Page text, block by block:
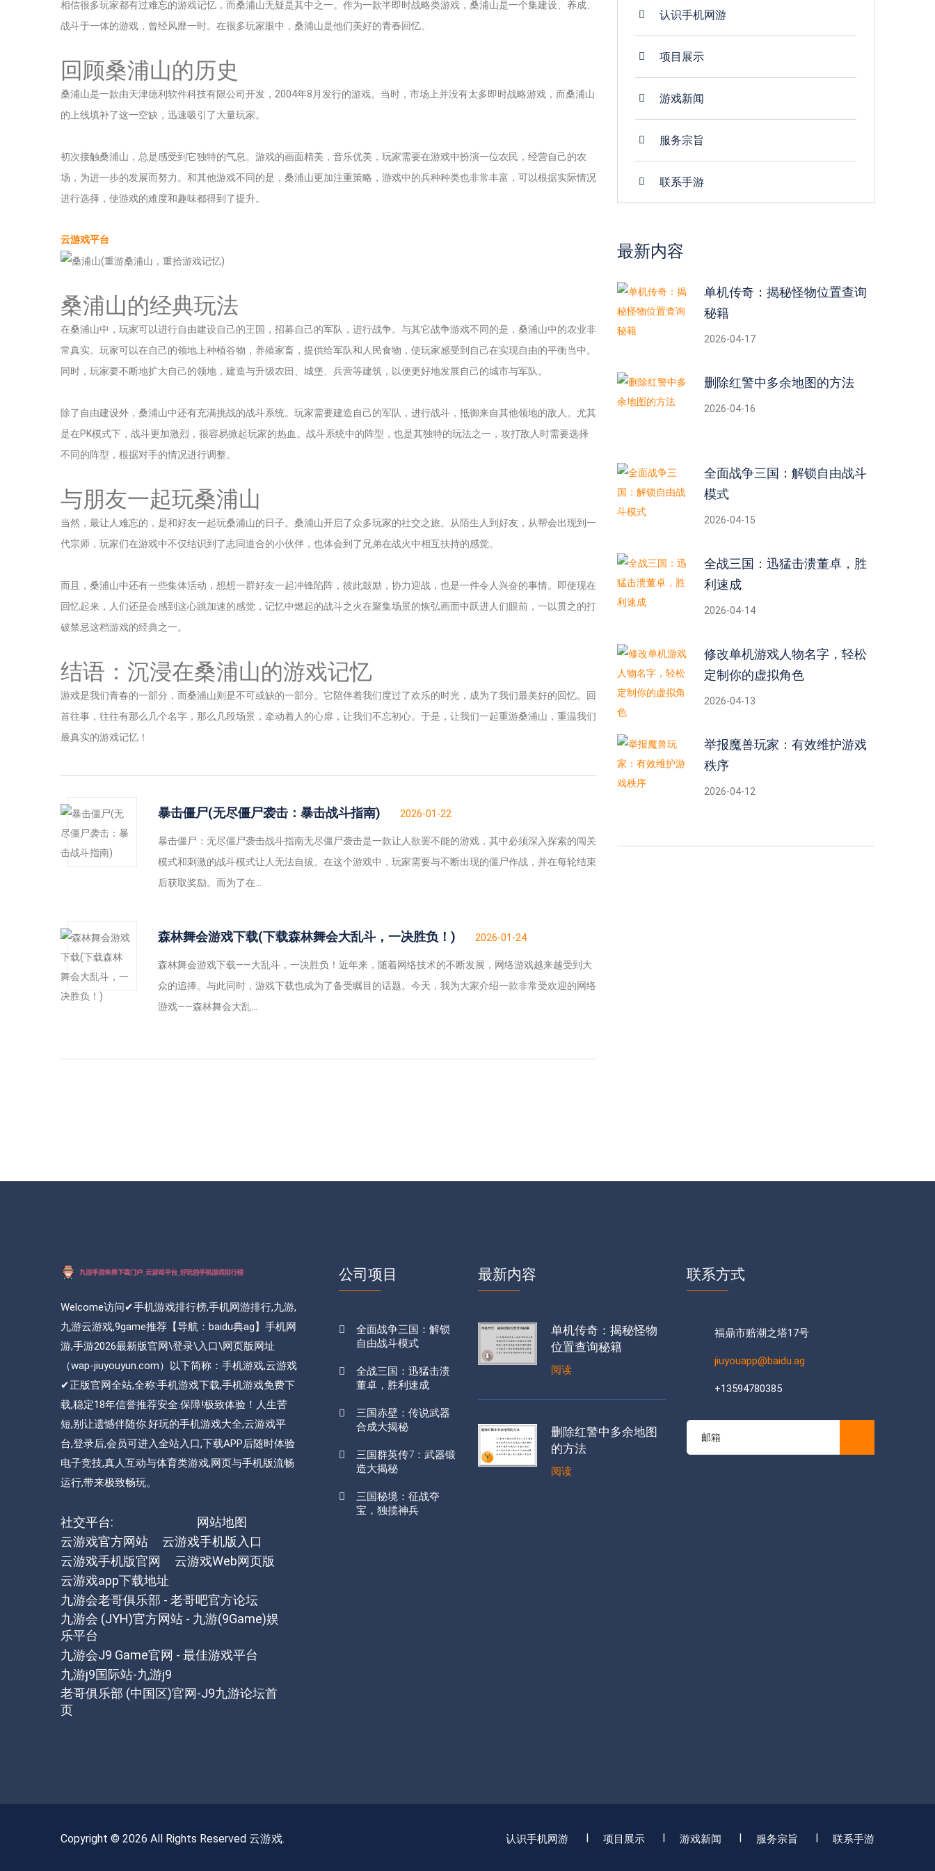
相信很多玩家都有过难忘的游戏记忆，而桑浦山无疑是其中之一。作为一款半即时战略类游戏，桑浦山是一个集建设、养成、
战斗于一体的游戏，曾经风靡一时。在很多玩家眼中，桑浦山是他们美好的青春回忆。
回顾桑浦山的历史
桑浦山是一款由天津德利软件科技有限公司开发，2004年8月发行的游戏。当时，市场上并没有太多即时战略游戏，而桑浦山
的上线填补了这一空缺，迅速吸引了大量玩家。
初次接触桑浦山，总是感受到它独特的气息。游戏的画面精美，音乐优美，玩家需要在游戏中扮演一位农民，经营自己的农
场，为进一步的发展而努力。和其他游戏不同的是，桑浦山更加注重策略，游戏中的兵种种类也非常丰富，可以根据实际情况
进行选择，使游戏的难度和趣味都得到了提升。
云游戏平台
桑浦山的经典玩法
在桑浦山中，玩家可以进行自由建设自己的王国，招募自己的军队，进行战争。与其它战争游戏不同的是，桑浦山中的农业非
常真实。玩家可以在自己的领地上种植谷物，养殖家畜，提供给军队和人民食物，使玩家感受到自己在实现自由的平衡当中。
同时，玩家要不断地扩大自己的领地，建造与升级农田、城堡、兵营等建筑，以便更好地发展自己的城市与军队。
除了自由建设外，桑浦山中还有充满挑战的战斗系统。玩家需要建造自己的军队，进行战斗，抵御来自其他领地的敌人。尤其
是在PK模式下，战斗更加激烈，很容易掀起玩家的热血。战斗系统中的阵型，也是其独特的玩法之一，攻打敌人时需要选择
不同的阵型，根据对手的情况进行调整。
与朋友一起玩桑浦山
当然，最让人难忘的，是和好友一起玩桑浦山的日子。桑浦山开启了众多玩家的社交之旅。从陌生人到好友，从帮会出现到一
代宗师，玩家们在游戏中不仅结识到了志同道合的小伙伴，也体会到了兄弟在战火中相互扶持的感觉。
而且，桑浦山中还有一些集体活动，想想一群好友一起冲锋陷阵，彼此鼓励，协力迎战，也是一件令人兴奋的事情。即使现在
回忆起来，人们还是会感到这心跳加速的感觉，记忆中燃起的战斗之火在聚集场景的恢弘画面中跃进人们眼前，一以贯之的打
破禁忌这档游戏的经典之一。
结语：沉浸在桑浦山的游戏记忆
游戏是我们青春的一部分，而桑浦山则是不可或缺的一部分。它陪伴着我们度过了欢乐的时光，成为了我们最美好的回忆。回
首往事，往往有那么几个名字，那么几段场景，牵动着人的心扉，让我们不忘初心。于是，让我们一起重游桑浦山，重温我们
最真实的游戏记忆！
暴击僵尸(无尽僵尸袭击：暴击战斗指南) 2026-01-22
暴击僵尸：无尽僵尸袭击战斗指南无尽僵尸袭击是一款让人欲罢不能的游戏，其中必须深入探索的闯关
模式和刺激的战斗模式让人无法自拔。在这个游戏中，玩家需要与不断出现的僵尸作战，并在每轮结束
后获取奖励。而为了在...
森林舞会游戏下载(下载森林舞会大乱斗，一决胜负！) 2026-01-24
森林舞会游戏下载——大乱斗，一决胜负！近年来，随着网络技术的不断发展，网络游戏越来越受到大
众的追捧。与此同时，游戏下载也成为了备受瞩目的话题。今天，我为大家介绍一款非常受欢迎的网络
游戏——森林舞会大乱...
认识手机网游
项目展示
游戏新闻
服务宗旨
联系手游
最新内容
单机传奇：揭秘怪物位置查询
秘籍
2026-04-17
删除红警中多余地图的方法
2026-04-16
全面战争三国：解锁自由战斗
模式
2026-04-15
全战三国：迅猛击溃董卓，胜
利速成
2026-04-14
修改单机游戏人物名字，轻松
定制你的虚拟角色
2026-04-13
举报魔兽玩家：有效维护游戏
秩序
2026-04-12
Welcome访问✔手机游戏排行榜,手机网游排行,九游,
九游云游戏,9game推荐【导航：baidu典ag】手机网
游,手游2026最新版官网\登录\入口\网页版网址
（wap-jiuyouyun.com）以下简称：手机游戏,云游戏
✔正版官网全站,全称:手机游戏下载,手机游戏免费下
载,稳定18年信誉推荐安全.保障!极致体验！人生苦
短,别让遗憾伴随你.好玩的手机游戏大全,云游戏平
台,登录后,会员可进入全站入口,下载APP后随时体验
电子竞技,真人互动与体育类游戏,网页与手机版流畅
运行,带来极致畅玩。
社交平台:
网站地图
云游戏官方网站
云游戏手机版入口
云游戏手机版官网
云游戏Web网页版
云游戏app下载地址
九游会老哥俱乐部 - 老哥吧官方论坛
九游会 (JYH)官方网站 - 九游(9Game)娱
乐平台
九游会J9 Game官网 - 最佳游戏平台
九游j9国际站-九游j9
老哥俱乐部 (中国区)官网-J9九游论坛首
页
公司项目
全面战争三国：解锁
自由战斗模式
全战三国：迅猛击溃
董卓，胜利速成
三国赤壁：传说武器
合成大揭秘
三国群英传7：武器锻
造大揭秘
三国秘境：征战夺
宝，独揽神兵
最新内容
单机传奇：揭秘怪物
位置查询秘籍
阅读
删除红警中多余地图
的方法
阅读
联系方式
福鼎市赔潮之塔17号
jiuyouapp@baidu.ag
+13594780385
认识手机网游 项目展示 游戏新闻 服务宗旨 联系手游
Copyright © 2026 All Rights Reserved 云游戏.